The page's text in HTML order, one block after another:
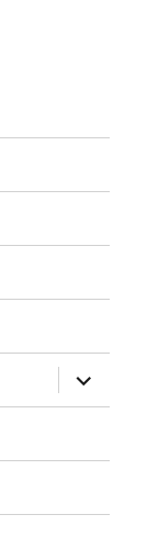
Zobrazit
položky